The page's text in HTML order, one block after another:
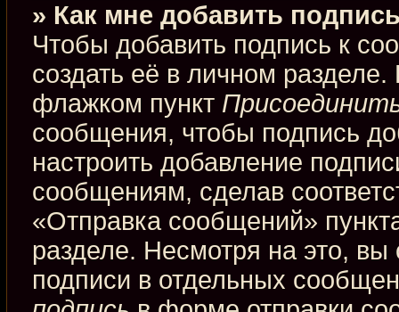
» Как мне добавить
Чтобы добавить подпись к
создать её в личном
флажком пункт
сообщения, чтобы подпись
настроить добавление
сообщениям, сделав
«Отправка сообщений»
разделе. Несмотря на это,
подписи в отдельных